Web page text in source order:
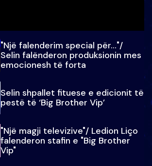
"Një falenderim special për…"/
Selin falënderon produksionin mes
emocionesh të forta
Selin shpallet fituese e edicionit të
pestë të ‘Big Brother Vip’
"Një magji televizive"/ Ledion Liço
falenderon stafin e "Big Brother
Vip"